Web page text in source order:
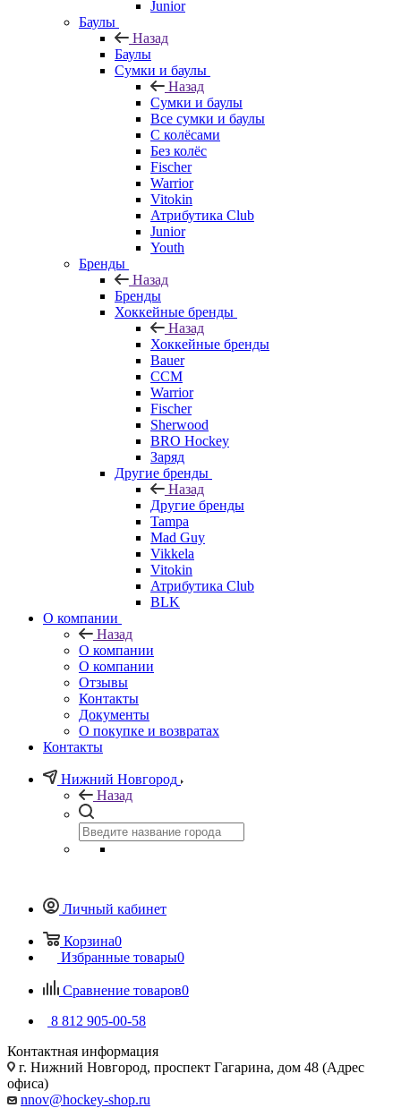
Junior
Баулы
Назад
Баулы
Сумки и баулы
Назад
Сумки и баулы
Все сумки и баулы
С колёсами
Без колёс
Fischer
Warrior
Vitokin
Атрибутика Club
Junior
Youth
Бренды
Назад
Бренды
Хоккейные бренды
Назад
Хоккейные бренды
Bauer
CCM
Warrior
Fischer
Sherwood
BRO Hockey
Заряд
Другие бренды
Назад
Другие бренды
Tampa
Mad Guy
Vikkela
Vitokin
Атрибутика Club
BLK
О компании
Назад
О компании
О компании
Отзывы
Контакты
Документы
О покупке и возвратах
Контакты
Нижний Новгород
Назад
Личный кабинет
Корзина0
Избранные товары0
Сравнение товаров0
8 812 905-00-58
Контактная информация
г. Нижний Новгород, проспект Гагарина, дом 48 (Адрес
офиса)
nnov@hockey-shop.ru